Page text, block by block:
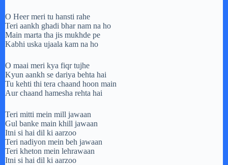
O Heer meri tu hansti rahe
Teri aankh ghadi bhar nam na ho
Main marta tha jis mukhde pe
Kabhi uska ujaala kam na ho
O maai meri kya fiqr tujhe
Kyun aankh se dariya behta hai
Tu kehti thi tera chaand hoon main
Aur chaand hamesha rehta hai
Teri mitti mein mill jawaan
Gul banke main khill jawaan
Itni si hai dil ki aarzoo
Teri nadiyon mein beh jawaan
Teri kheton mein lehrawaan
Itni si hai dil ki aarzoo